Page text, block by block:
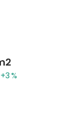
+3 %